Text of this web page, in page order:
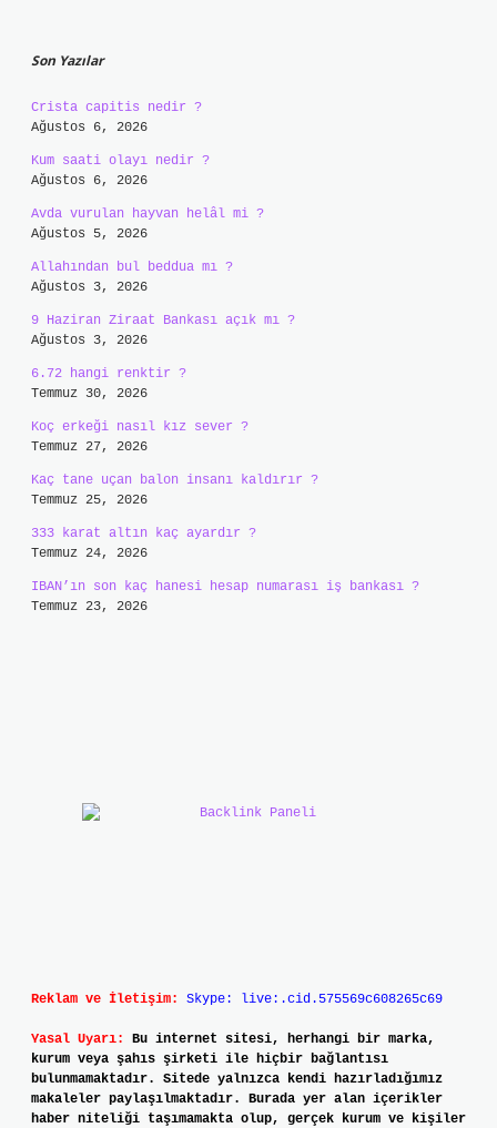
Son Yazılar
Crista capitis nedir ?
Ağustos 6, 2026
Kum saati olayı nedir ?
Ağustos 6, 2026
Avda vurulan hayvan helâl mi ?
Ağustos 5, 2026
Allahından bul beddua mı ?
Ağustos 3, 2026
9 Haziran Ziraat Bankası açık mı ?
Ağustos 3, 2026
6.72 hangi renktir ?
Temmuz 30, 2026
Koç erkeği nasıl kız sever ?
Temmuz 27, 2026
Kaç tane uçan balon insanı kaldırır ?
Temmuz 25, 2026
333 karat altın kaç ayardır ?
Temmuz 24, 2026
IBAN’ın son kaç hanesi hesap numarası iş bankası ?
Temmuz 23, 2026
Reklam ve İletişim: Skype: live:.cid.575569c608265c69
Yasal Uyarı:
Bu internet sitesi, herhangi bir marka,
kurum veya şahıs şirketi ile hiçbir bağlantısı
bulunmamaktadır. Sitede yalnızca kendi hazırladığımız
makaleler paylaşılmaktadır. Burada yer alan içerikler
haber niteliği taşımamakta olup, gerçek kurum ve kişiler